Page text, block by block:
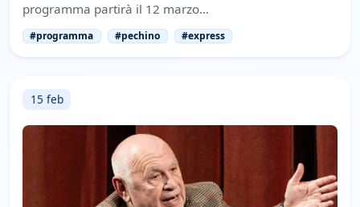
programma partirà il 12 marzo…
#programma #pechino #express
15 feb